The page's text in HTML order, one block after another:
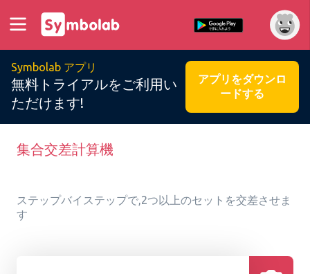
Symbolab アプリ
無料トライアルをご利用い
ただけます!
アプリをダウンロ
ードする
集合交差計算機
ステップバイステップで,2つ以上のセットを交差させま
す